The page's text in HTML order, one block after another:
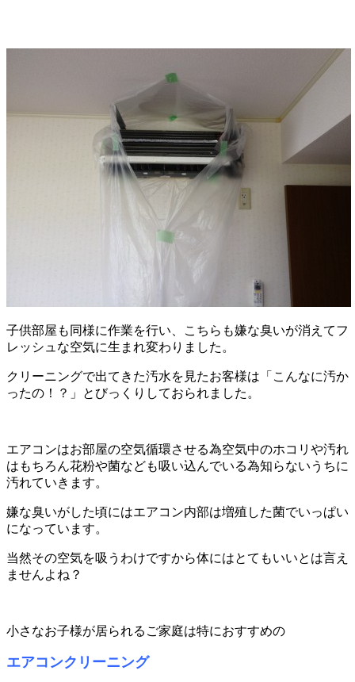
子供部屋も同様に作業を行い、こちらも嫌な臭いが消えてフ
レッシュな空気に生まれ変わりました。
クリーニングで出てきた汚水を見たお客様は「こんなに汚か
ったの！？」とびっくりしておられました。
エアコンはお部屋の空気循環させる為空気中のホコリや汚れ
はもちろん花粉や菌なども吸い込んでいる為知らないうちに
汚れていきます。
嫌な臭いがした頃にはエアコン内部は増殖した菌でいっぱい
になっています。
当然その空気を吸うわけですから体にはとてもいいとは言え
ませんよね？
小さなお子様が居られるご家庭は特におすすめの
エアコンクリーニング